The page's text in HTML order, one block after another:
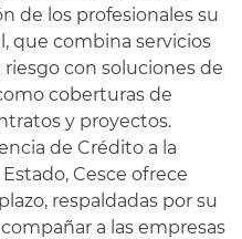
de los profesionales su
que combina servicios
con soluciones de
coberturas de
y proyectos.
de Crédito a la
Cesce ofrece
respaldadas por su
a las empresas